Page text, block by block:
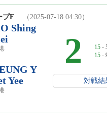
プF （2025-07-18 04:30）
Shing
Y
Yee
2 15 -
15 -
対戦結